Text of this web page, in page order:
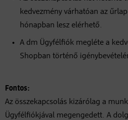
kedvezmény várhatóan az
hónapban lesz elérhető.
A dm Ügyfélfiók megléte a
Shopban történő
Fontos:
Az összekapcsolás kizárólag a
Ügyfélfiókjával megengedett. A